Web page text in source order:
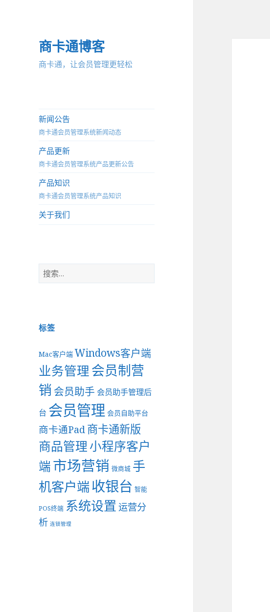
商卡通博客
商卡通，让会员管理更轻松
新闻公告
商卡通会员管理系统新闻动态
产品更新
商卡通会员管理系统产品更新公告
产品知识
商卡通会员管理系统产品知识
关于我们
搜
索
标签
Mac客户端 Windows客户端
业务管理 会员制营
销 会员助手 会员助手管理后
台 会员管理 会员自助平台
商卡通Pad商卡通新版
商品管理小程序客户
端市场营销 微商城 手
机客户端收银台 智能
POS终端 系统设置运营分
析 连锁管理